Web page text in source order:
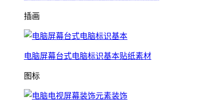
插画
电脑屏幕台式电脑标识基本贴纸素材
图标